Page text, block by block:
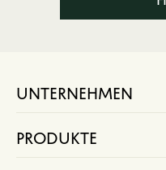
UNTERNEHMEN
PRODUKTE